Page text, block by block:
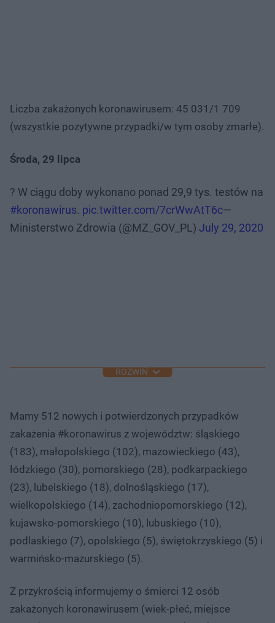
Liczba zakażonych koronawirusem: 45 031/1 709
(wszystkie pozytywne przypadki/w tym osoby zmarłe).
Środa, 29 lipca
? W ciągu doby wykonano ponad 29,9 tys. testów na
#koronawirus. pic.twitter.com/7crWwAtT6c—
Ministerstwo Zdrowia (@MZ_GOV_PL) July 29, 2020
ROZWIŃ
Mamy 512 nowych i potwierdzonych przypadków
zakażenia #koronawirus z województw: śląskiego
(183), małopolskiego (102), mazowieckiego (43),
łódzkiego (30), pomorskiego (28), podkarpackiego
(23), lubelskiego (18), dolnośląskiego (17),
wielkopolskiego (14), zachodniopomorskiego (12),
kujawsko-pomorskiego (10), lubuskiego (10),
podlaskiego (7), opolskiego (5), świętokrzyskiego (5) i
warmińsko-mazurskiego (5).
Z przykrością informujemy o śmierci 12 osób
zakażonych koronawirusem (wiek-płeć, miejsce